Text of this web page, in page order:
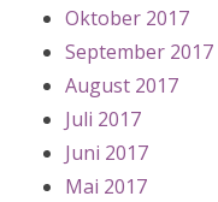
Oktober 2017
September 2017
August 2017
Juli 2017
Juni 2017
Mai 2017